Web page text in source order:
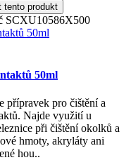
tento produkt
SCXU10586X500
50ml
přípravek pro čištění a
Najde využití u
při čištění okolků a
hmoty, akryláty ani
hou..